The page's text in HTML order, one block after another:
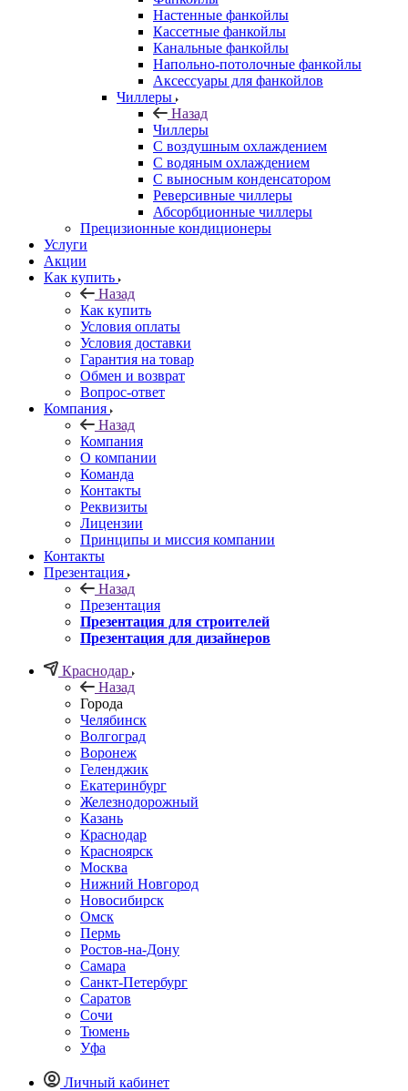
Настенные фанкойлы
Кассетные фанкойлы
Канальные фанкойлы
Напольно-потолочные фанкойлы
Аксессуары для фанкойлов
Чиллеры
Назад
Чиллеры
С воздушным охлаждением
С водяным охлаждением
С выносным конденсатором
Реверсивные чиллеры
Абсорбционные чиллеры
Прецизионные кондиционеры
Услуги
Акции
Как купить
Назад
Как купить
Условия оплаты
Условия доставки
Гарантия на товар
Обмен и возврат
Вопрос-ответ
Компания
Назад
Компания
О компании
Команда
Контакты
Реквизиты
Лицензии
Принципы и миссия компании
Контакты
Презентация
Назад
Презентация
Презентация для строителей
Презентация для дизайнеров
Краснодар
Назад
Города
Челябинск
Волгоград
Воронеж
Геленджик
Екатеринбург
Железнодорожный
Казань
Краснодар
Красноярск
Москва
Нижний Новгород
Новосибирск
Омск
Пермь
Ростов-на-Дону
Самара
Санкт-Петербург
Саратов
Сочи
Тюмень
Уфа
Личный кабинет